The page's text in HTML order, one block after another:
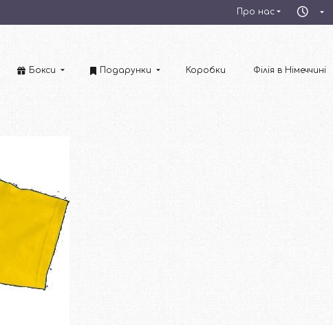
Про нас
Пн–
Пт
Бокси Подарунки Коробки Філія в Німеччині